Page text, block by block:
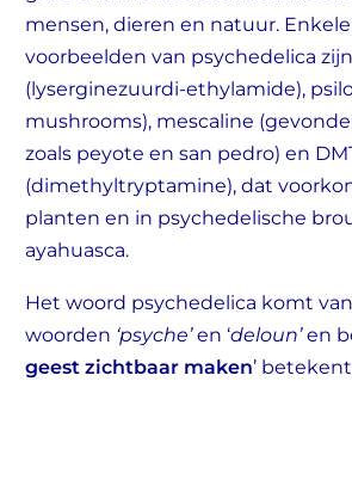
mensen, dieren en natuur.
voorbeelden van psychedelica
(lyserginezuurdi-ethylamide),
mushrooms), mescaline
zoals peyote en san pedro) en
(dimethyltryptamine), dat
planten en in psychedelische
ayahuasca.
Het woord psychedelica komt
woorden ‘psyche’en ‘deloun’en
geest zichtbaar maken’